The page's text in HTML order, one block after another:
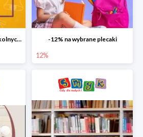
Wyprzedaż artykułów szkolnych w Smyku do -80% -12% na wybrane plecaki
12%